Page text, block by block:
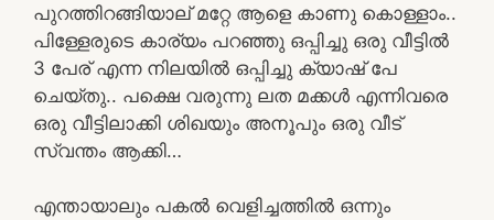
പുറത്തിറങ്ങിയാല് മറ്റേ ആളെ കാണു കൊള്ളാം..
പിള്ളേരുടെ കാര്യം പറഞ്ഞു ഒപ്പിച്ചു ഒരു വീട്ടിൽ
3 പേര് എന്ന നിലയിൽ ഒപ്പിച്ചു ക്യാഷ് പേ
ചെയ്തു.. പക്ഷെ വരുന്നു ലത മക്കൾ എന്നിവരെ
ഒരു വീട്ടിലാക്കി ശിഖയും അനൂപും ഒരു വീട്
സ്വന്തം ആക്കി…
എന്തായാലും പകൽ വെളിച്ചത്തിൽ ഒന്നും